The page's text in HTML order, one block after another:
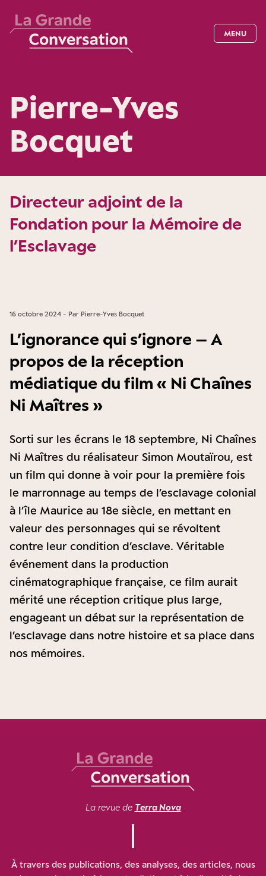
MENU
Pierre-Yves
Bocquet
Directeur adjoint de la
Fondation pour la Mémoire de
l’Esclavage
16 octobre 2024 - Par Pierre-Yves Bocquet
L’ignorance qui s’ignore – A
propos de la réception
médiatique du film « Ni Chaînes
Ni Maîtres »
Sorti sur les écrans le 18 septembre, Ni Chaînes
Ni Maîtres du réalisateur Simon Moutaïrou, est
un film qui donne à voir pour la première fois
le marronnage au temps de l’esclavage colonial
à l’île Maurice au 18e siècle, en mettant en
valeur des personnages qui se révoltent
contre leur condition d’esclave. Véritable
événement dans la production
cinématographique française, ce film aurait
mérité une réception critique plus large,
engageant un débat sur la représentation de
l’esclavage dans notre histoire et sa place dans
nos mémoires.
La revue de Terra Nova
À travers des publications, des analyses, des articles, nous